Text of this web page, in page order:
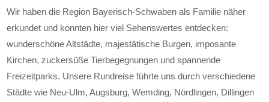
Wir haben die Region Bayerisch-Schwaben als Familie näher
erkundet und konnten hier viel Sehenswertes entdecken:
wunderschöne Altstädte, majestätische Burgen, imposante
Kirchen, zuckersüße Tierbegegnungen und spannende
Freizeitparks. Unsere Rundreise führte uns durch verschiedene
Städte wie Neu-Ulm, Augsburg, Wemding, Nördlingen, Dillingen